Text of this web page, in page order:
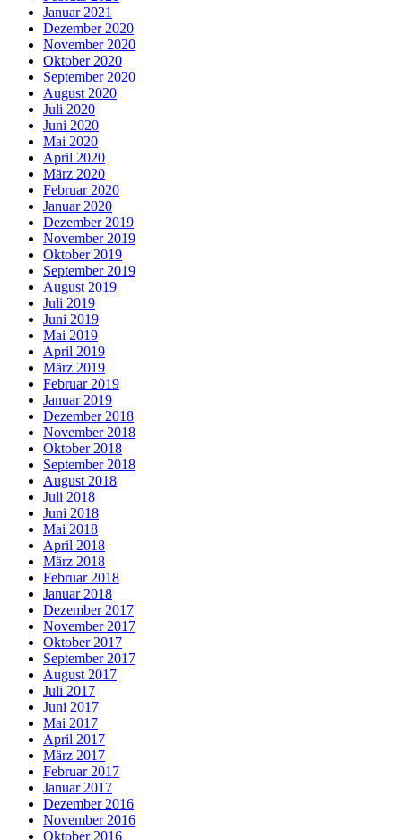
Januar 2021
Dezember 2020
November 2020
Oktober 2020
September 2020
August 2020
Juli 2020
Juni 2020
Mai 2020
April 2020
März 2020
Februar 2020
Januar 2020
Dezember 2019
November 2019
Oktober 2019
September 2019
August 2019
Juli 2019
Juni 2019
Mai 2019
April 2019
März 2019
Februar 2019
Januar 2019
Dezember 2018
November 2018
Oktober 2018
September 2018
August 2018
Juli 2018
Juni 2018
Mai 2018
April 2018
März 2018
Februar 2018
Januar 2018
Dezember 2017
November 2017
Oktober 2017
September 2017
August 2017
Juli 2017
Juni 2017
Mai 2017
April 2017
März 2017
Februar 2017
Januar 2017
Dezember 2016
November 2016
Oktober 2016